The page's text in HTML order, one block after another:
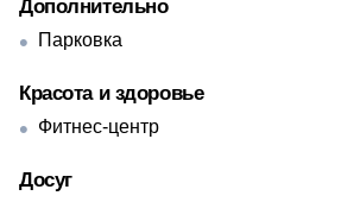
Дополнительно
Парковка
Красота и здоровье
Фитнес-центр
Досуг